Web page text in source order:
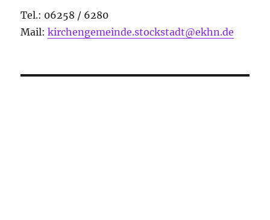
Tel.: 06258 / 6280
Mail:kirchengemeinde.stockstadt@ekhn.de